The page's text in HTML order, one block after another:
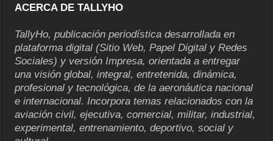
ACERCA DE TALLYHO
TallyHo, publicación periodística desarrollada en
plataforma digital (Sitio Web, Papel Digital y Redes
Sociales) y versión Impresa, orientada a entregar
una visión global, integral, entretenida, dinámica,
profesional y tecnológica, de la aeronáutica nacional
e internacional. Incorpora temas relacionados con la
aviación civil, ejecutiva, comercial, militar, industrial,
experimental, entrenamiento, deportivo, social y